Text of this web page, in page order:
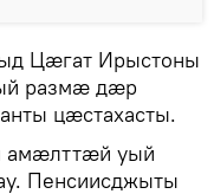
Цӕгат Ирыстоны
размӕ дӕр
цӕстахасты.
уый
Пенсиисджыты